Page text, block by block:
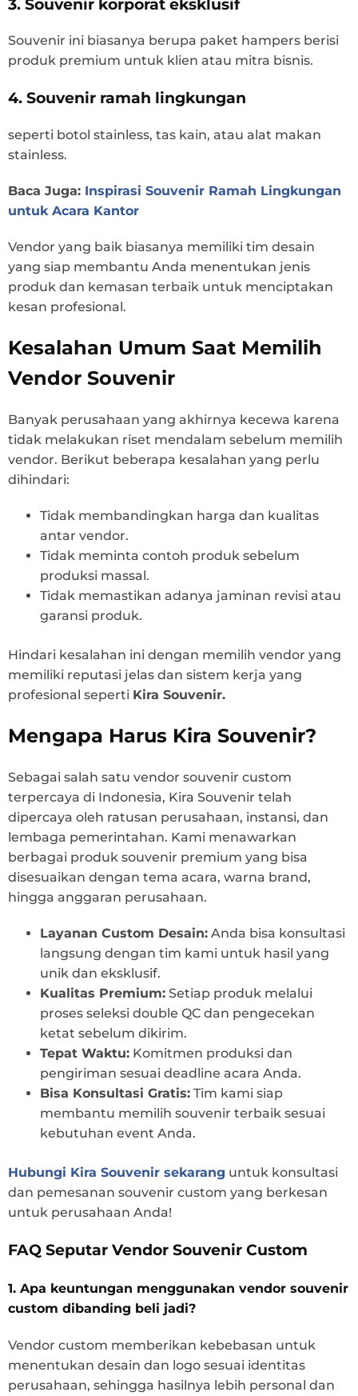
3. Souvenir korporat eksklusif
Souvenir ini biasanya berupa paket hampers berisi
produk premium untuk klien atau mitra bisnis.
4. Souvenir ramah lingkungan
seperti botol stainless, tas kain, atau alat makan
stainless.
Baca Juga: Inspirasi Souvenir Ramah Lingkungan
untuk Acara Kantor
Vendor yang baik biasanya memiliki tim desain
yang siap membantu Anda menentukan jenis
produk dan kemasan terbaik untuk menciptakan
kesan profesional.
Kesalahan Umum Saat Memilih
Vendor Souvenir
Banyak perusahaan yang akhirnya kecewa karena
tidak melakukan riset mendalam sebelum memilih
vendor. Berikut beberapa kesalahan yang perlu
dihindari:
Tidak membandingkan harga dan kualitas
antar vendor.
Tidak meminta contoh produk sebelum
produksi massal.
Tidak memastikan adanya jaminan revisi atau
garansi produk.
Hindari kesalahan ini dengan memilih vendor yang
memiliki reputasi jelas dan sistem kerja yang
profesional seperti Kira Souvenir.
Mengapa Harus Kira Souvenir?
Sebagai salah satu vendor souvenir custom
terpercaya di Indonesia, Kira Souvenir telah
dipercaya oleh ratusan perusahaan, instansi, dan
lembaga pemerintahan. Kami menawarkan
berbagai produk souvenir premium yang bisa
disesuaikan dengan tema acara, warna brand,
hingga anggaran perusahaan.
Layanan Custom Desain: Anda bisa konsultasi
langsung dengan tim kami untuk hasil yang
unik dan eksklusif.
Kualitas Premium: Setiap produk melalui
proses seleksi double QC dan pengecekan
ketat sebelum dikirim.
Tepat Waktu: Komitmen produksi dan
pengiriman sesuai deadline acara Anda.
Bisa Konsultasi Gratis: Tim kami siap
membantu memilih souvenir terbaik sesuai
kebutuhan event Anda.
Hubungi Kira Souvenir sekarang untuk konsultasi
dan pemesanan souvenir custom yang berkesan
untuk perusahaan Anda!
FAQ Seputar Vendor Souvenir Custom
1. Apa keuntungan menggunakan vendor souvenir
custom dibanding beli jadi?
Vendor custom memberikan kebebasan untuk
menentukan desain dan logo sesuai identitas
perusahaan, sehingga hasilnya lebih personal dan